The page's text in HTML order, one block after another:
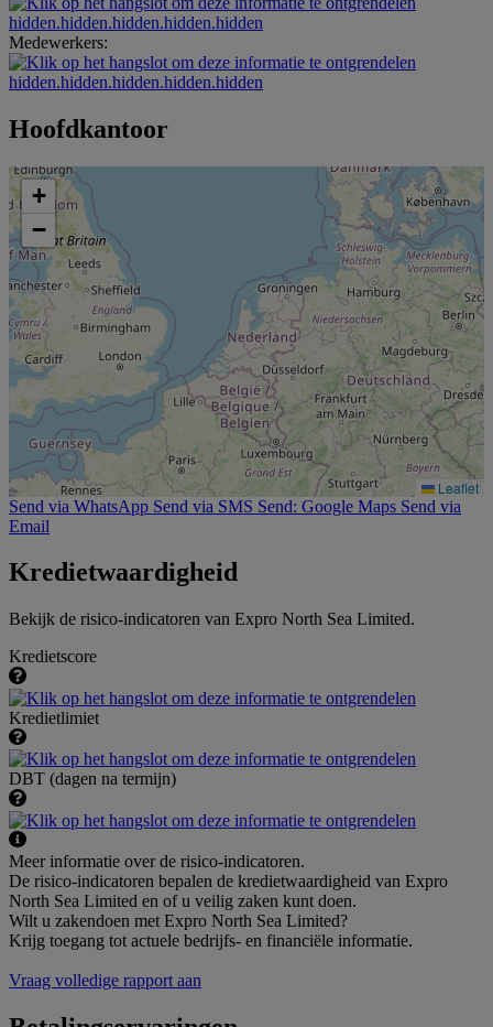
hidden.hidden.hidden.hidden.hidden
Medewerkers:
hidden.hidden.hidden.hidden.hidden
Hoofdkantoor
+
−
Leaflet
Send via WhatsApp Send via SMS Send: Google Maps Send via
Email
Kredietwaardigheid
Bekijk de risico-indicatoren van Expro North Sea Limited.
Kredietscore
Kredietlimiet
DBT (dagen na termijn)
Meer informatie over de risico-indicatoren.
De risico-indicatoren bepalen de kredietwaardigheid van Expro
North Sea Limited en of u veilig zaken kunt doen.
Wilt u zakendoen met Expro North Sea Limited?
Krijg toegang tot actuele bedrijfs- en financiële informatie.
Vraag volledige rapport aan